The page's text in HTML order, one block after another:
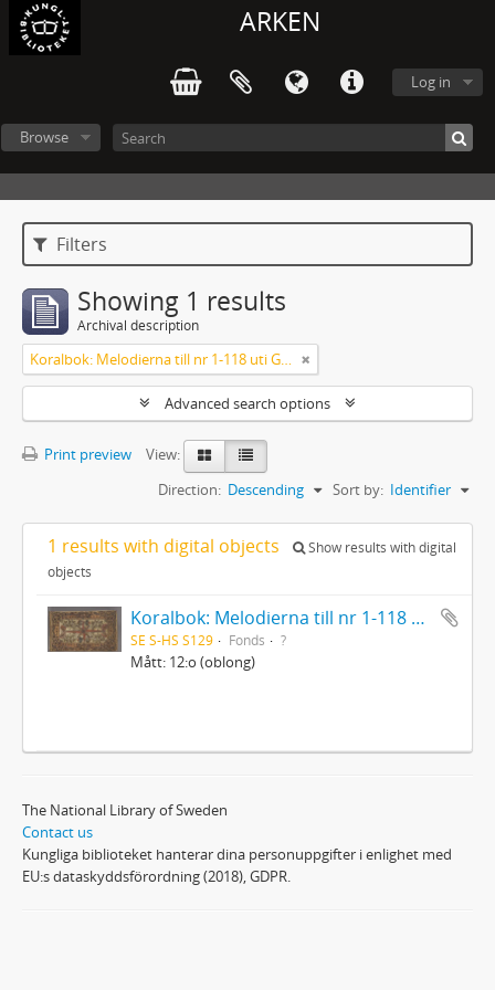
ARKEN
Log in
Browse
Filters
Showing 1 results
Archival description
Koralbok: Melodierna till nr 1-118 uti Gamla Psalmboken, enstämmigt satta
Advanced search options
Print preview
View:
Sort by: Identifier
Direction: Descending
1 results with digital objects
Show results with digital
objects
Koralbok: Melodierna till nr 1-118 uti Gamla Psalmboken, enstämmigt satta
SE S-HS S129 Fonds ?
Mått: 12:o (oblong)
The National Library of Sweden
Contact us
Kungliga biblioteket hanterar dina personuppgifter i enlighet med
EU:s dataskyddsförordning (2018), GDPR.